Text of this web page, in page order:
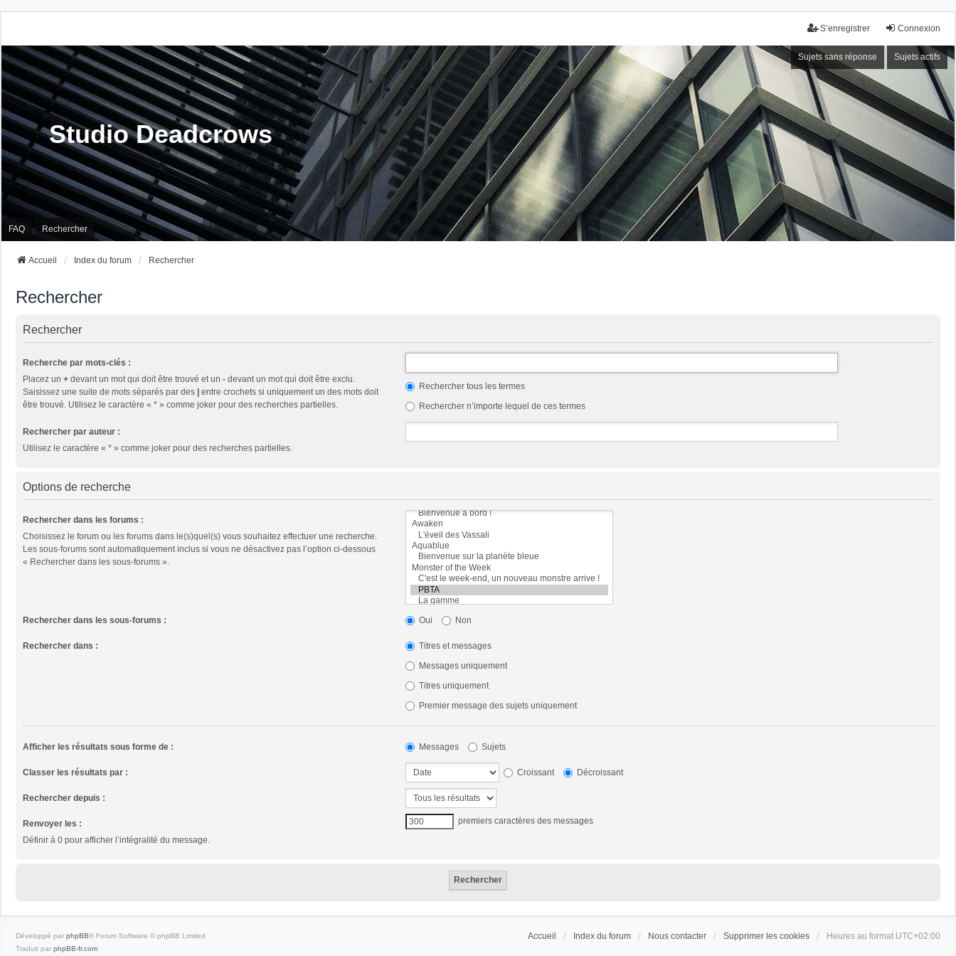
Connexion
S’enregistrer
Sujets sans réponse Sujets actifs
Studio Deadcrows
FAQ Rechercher
Accueil Index du forum Rechercher
Rechercher
Rechercher
Recherche par mots-clés :
Placez un + devant un mot qui doit être trouvé et un - devant un mot qui doit être exclu.
Saisissez une suite de mots séparés par des | entre crochets si uniquement un des mots doit
être trouvé. Utilisez le caractère « * » comme joker pour des recherches partielles.
Rechercher tous les termes
Rechercher n’importe lequel de ces termes
Rechercher par auteur :
Utilisez le caractère « * » comme joker pour des recherches partielles.
Options de recherche
Rechercher dans les forums :
Choisissez le forum ou les forums dans le(s)quel(s) vous souhaitez effectuer une recherche.
Les sous-forums sont automatiquement inclus si vous ne désactivez pas l’option ci-dessous
« Rechercher dans les sous-forums ».
Rechercher dans les sous-forums : Oui Non
Rechercher dans :
Titres et messages
Messages uniquement
Titres uniquement
Premier message des sujets uniquement
Afficher les résultats sous forme de : Messages Sujets
Classer les résultats par : Croissant Décroissant
Rechercher depuis :
Renvoyer les :
Définir à 0 pour afficher l’intégralité du message.
premiers caractères des messages
Accueil Index du forum Nous contacter Supprimer les cookies Heures au format UTC+02:00
Développé par phpBB® Forum Software © phpBB Limited
Traduit par phpBB-fr.com